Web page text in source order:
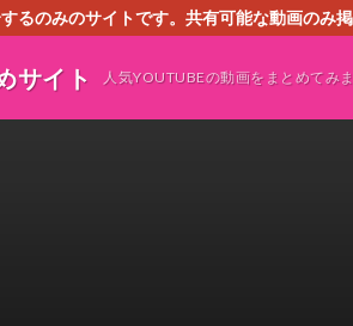
るのみのサイトです。共有可能な動画の
サイト 人気YOUTUBEの動画をまとめてみ